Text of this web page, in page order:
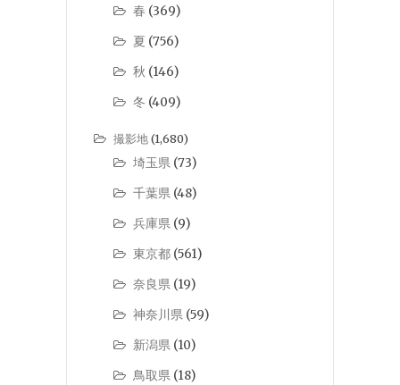
春 (369)
夏 (756)
秋 (146)
冬 (409)
撮影地(1,680)
埼玉県 (73)
千葉県 (48)
兵庫県 (9)
東京都 (561)
奈良県 (19)
神奈川県 (59)
新潟県 (10)
鳥取県 (18)